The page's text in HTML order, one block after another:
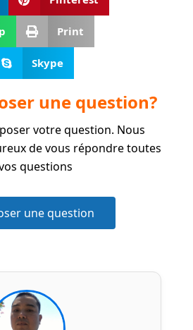
Print
Skype
une question?
votre question. Nous
de vous répondre toutes
questions
une question